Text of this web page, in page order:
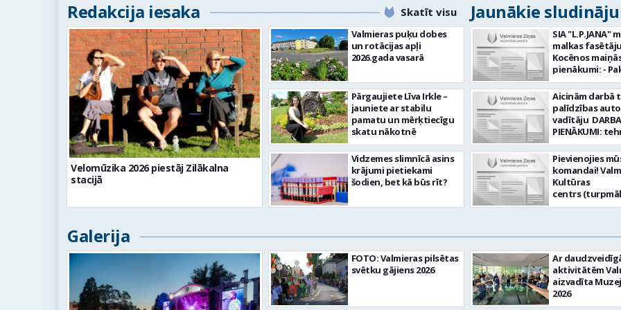
Redakcija iesaka Skatīt visu Jaunākie
Velomūzika 2026 piestāj Zilākalna
stacijā
Valmieras puķu dobes
un rotācijas apļi
2026.gada vasarā
Pārgaujiete Līva Irkle –
jauniete ar stabilu
pamatu un mērķtiecīgu
skatu nākotnē
Vidzemes slimnīcā asins
krājumi pietiekami
šodien, bet kā būs rīt?
SIA "L.P.JANA"
malkas
Kocēnos maiņās.
pienākumi: -
kamīnmalku,
darba
Marķēt un
gatavo
Rūpēties par
darba vietā Prasības
kandidātiem: -
fiziskā izturība
Precizitāte un
Prasme un
komandā Uzņēmums
EUR 1200
laikā izmaksātu
Profesionālus
atbalstošus
Lūgums CV sūtīt
pastu:
Aicinām darbā
palīdzības
vadītāju DARBA
PIENĀKUMI:
palīdzības
evakuācija
remonts
profesionālā
vispārējā vidējā
DE, CE
vadītāja
Pievienojies
komandai!
Kultūras
centrs
Iestāde) aicina
nenoteiktu
vietas adrese:
10, Valmiera Ja Tev ir
vēlme:
skaņas un
iekārtu un to
Galerija
FOTO: Valmieras pilsētas
svētku gājiens 2026
Ar
aktivitātēm
aizvadīta
2026